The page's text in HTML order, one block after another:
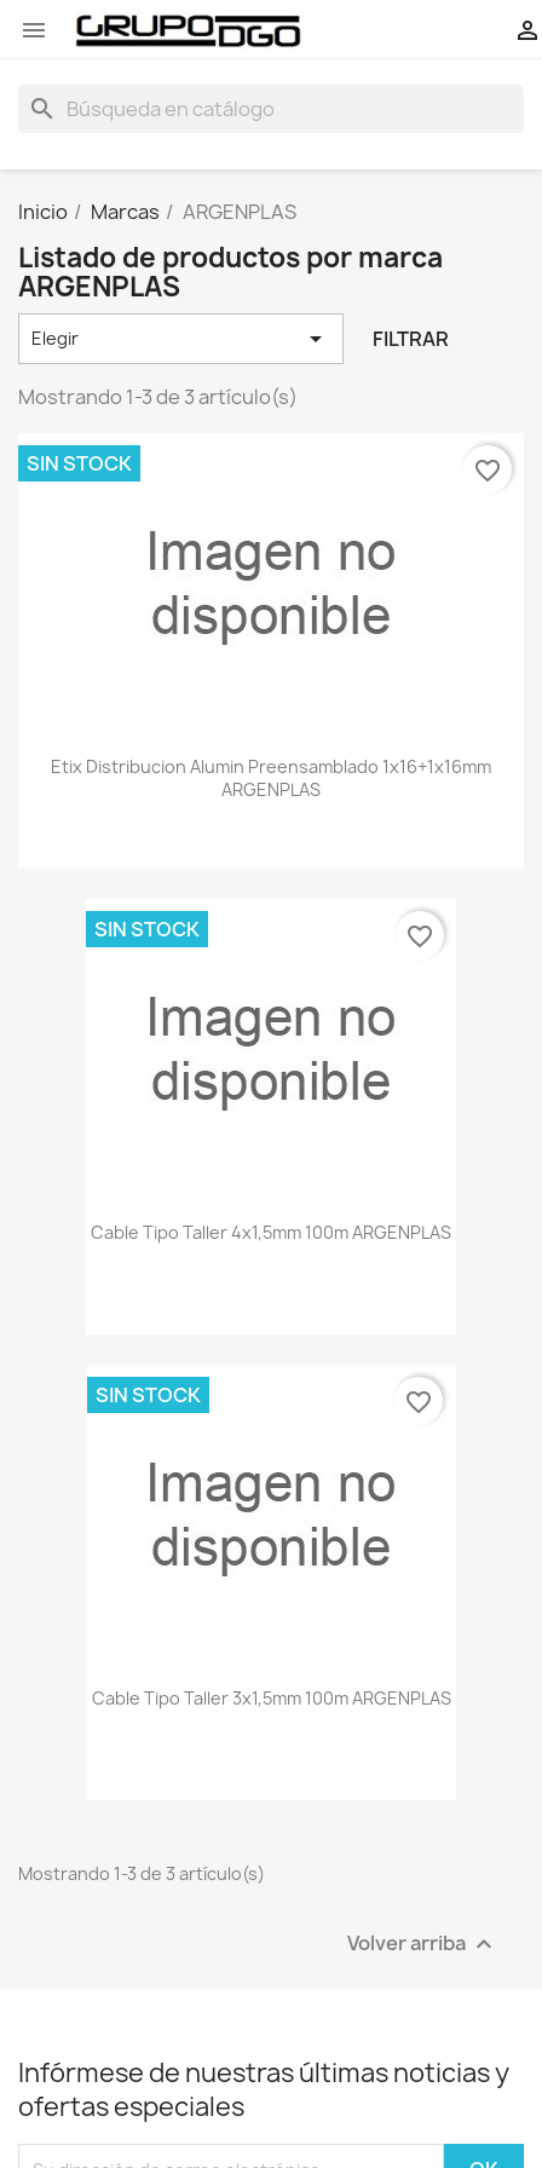
 
search
Inicio Marcas ARGENPLAS
Listado de productos por marca
ARGENPLAS
Elegir  FILTRAR
Mostrando 1-3 de 3 artículo(s)
Etix Distribucion Alumin Preensamblado 1x16+1x16mm
ARGENPLAS
SIN STOCK favorite_border
Cable Tipo Taller 4x1,5mm 100m ARGENPLAS
SIN STOCK favorite_border
Cable Tipo Taller 3x1,5mm 100m ARGENPLAS
SIN STOCK favorite_border
Mostrando 1-3 de 3 artículo(s)
Volver arriba 
Infórmese de nuestras últimas noticias y
ofertas especiales